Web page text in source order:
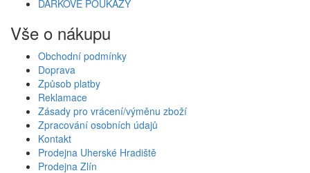
DÁRKOVÉ POUKAZY
Vše o nákupu
Obchodní podmínky
Doprava
Způsob platby
Reklamace
Zásady pro vrácení/výměnu zboží
Zpracování osobních údajů
Kontakt
Prodejna Uherské Hradiště
Prodejna Zlín